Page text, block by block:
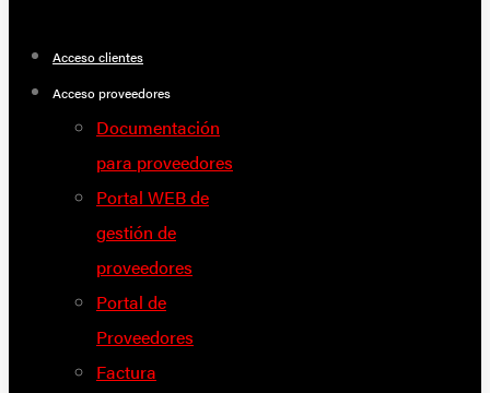
Acceso clientes
Acceso proveedores
Documentación
para proveedores
Portal WEB de
gestión de
proveedores
Portal de
Proveedores
Factura